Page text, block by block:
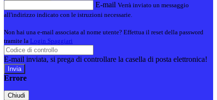
E-mail Verrà inviato un messaggio
all'indirizzo indicato con le istruzioni necessarie.
Non hai una e-mail associata al nome utente? Effettua il reset della password
tramite la Login Spaggiari
E-mail inviata, si prega di controllare la casella di posta elettronica!
Errore
Chiudi